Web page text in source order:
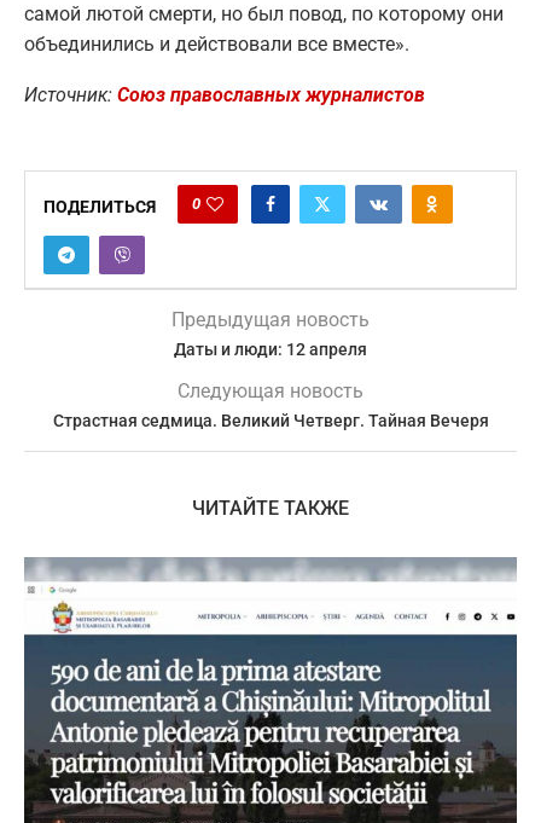
самой лютой смерти, но был повод, по которому они
объединились и действовали все вместе».
Источник: Союз православных журналистов
ПОДЕЛИТЬСЯ 0
Предыдущая новость
Даты и люди: 12 апреля
Следующая новость
Страстная седмица. Великий Четверг. Тайная Вечеря
ЧИТАЙТЕ ТАКЖЕ